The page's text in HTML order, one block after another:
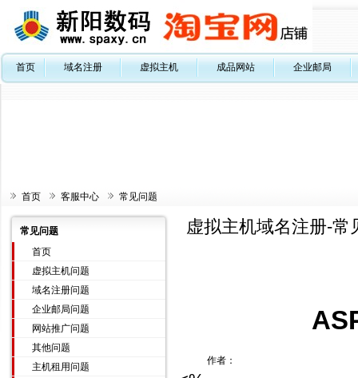
首页 域名注册 虚拟主机 成品网站 企业邮局
首页 客服中心 常见问题
常见问题
首页
虚拟主机问题
域名注册问题
企业邮局问题
网站推广问题
其他问题
主机租用问题
虚拟主机域名注册-常
作者：